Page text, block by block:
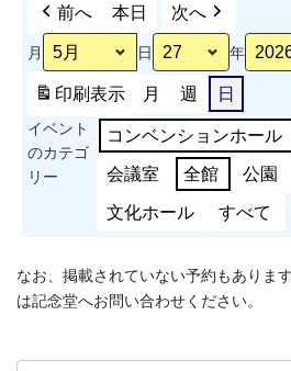
前へ 本日 次へ
月 日 年
印刷表示 月 週 日
イベント
のカテゴ
リー
コンベンションホール
会議室 全館 公園
文化ホール すべて
なお、掲載されていない予約もありま
は記念堂へお問い合わせください。